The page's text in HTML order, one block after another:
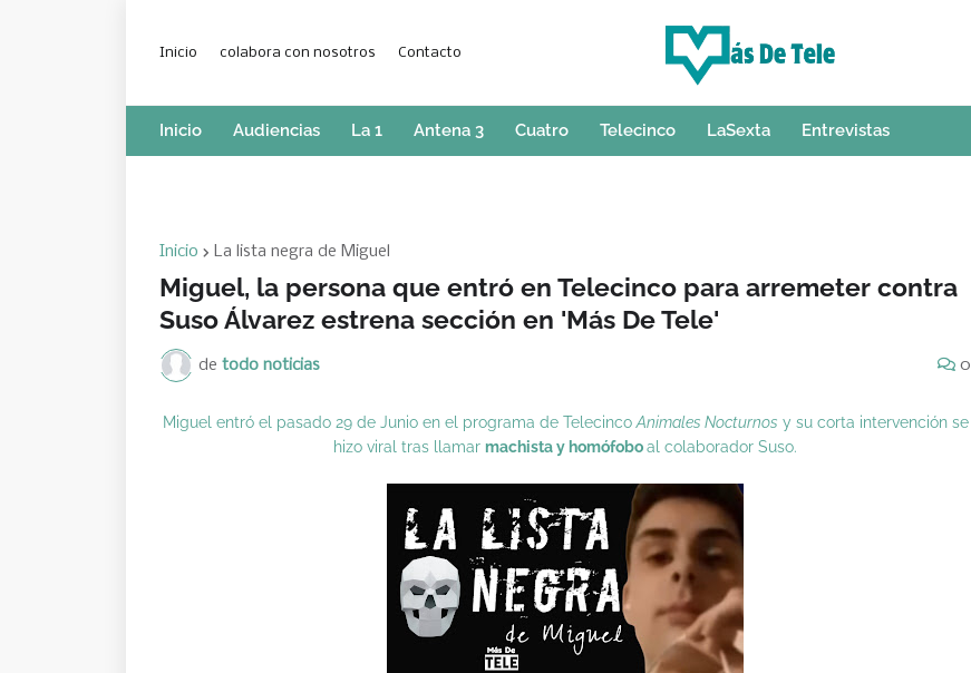
Inicio colabora con nosotros Contacto
Inicio Audiencias La 1 Antena 3 Cuatro Telecinco LaSexta Entrevistas
Inicio La lista negra de Miguel
Miguel, la persona que entró en Telecinco para arremeter contra
Suso Álvarez estrena sección en 'Más De Tele'
de todo noticias 0
Miguel entró el pasado 29 de Junio en el programa de TelecincoAnimales Nocturnos y su corta intervención se
hizo viral tras llamar machista y homófoboal colaborador Suso.